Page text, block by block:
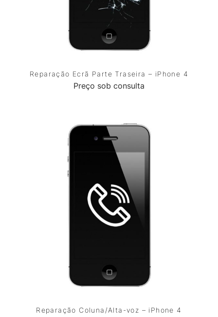
Reparação Ecrã Parte Traseira – iPhone 4
Preço sob consulta
Reparação Coluna/Alta-voz – iPhone 4